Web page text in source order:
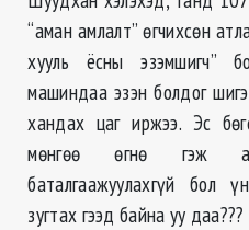
“аман амлалт” өгчихсөн
хууль ёсны эзэмшигч”
машиндаа эзэн болдог
хандах цаг иржээ. Эс
мөнгөө өгнө гэж
баталгаажуулахгүй бол
зугтах гээд байна уу даа???